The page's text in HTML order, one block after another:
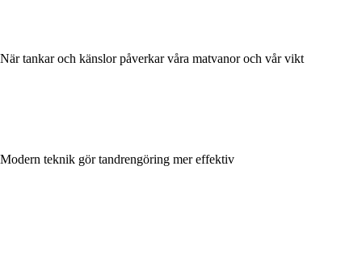
När tankar och känslor påverkar våra matvanor och vår vikt
Modern teknik gör tandrengöring mer effektiv